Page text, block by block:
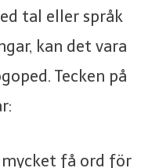
tal eller språk
kan det vara
Tecken på
få ord för